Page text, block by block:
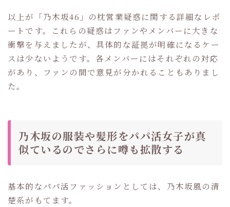
以上が「乃木坂46」の枕営業疑惑に関する詳細なレポ
ートです。これらの疑惑はファンやメンバーに大きな
衝撃を与えましたが、具体的な証拠が明確になるケー
スは少ないようです。各メンバーにはそれぞれの対応
があり、ファンの間で意見が分かれることもありまし
た。
乃木坂の服装や髪形をパパ活女子が真
似ているのでさらに噂も拡散する
基本的なパパ活ファッションとしては、乃木坂風の清
楚系がもてます。